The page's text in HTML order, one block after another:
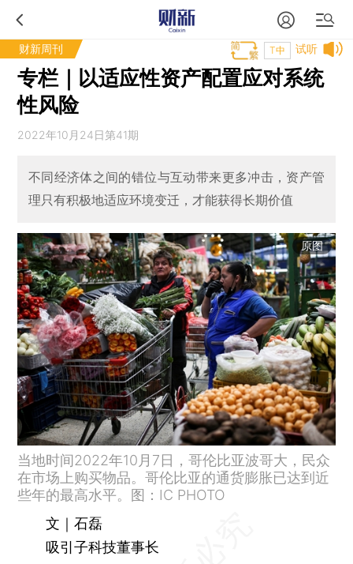
财新周刊 试听
T中
专栏｜以适应性资产配置应对系统
性风险
2022年10月24日第41期
不同经济体之间的错位与互动带来更多冲击，资产管
理只有积极地适应环境变迁，才能获得长期价值
原图
当地时间2022年10月7日，哥伦比亚波哥大，民众
在市场上购买物品。哥伦比亚的通货膨胀已达到近
些年的最高水平。图：IC PHOTO
文｜石磊
吸引子科技董事长